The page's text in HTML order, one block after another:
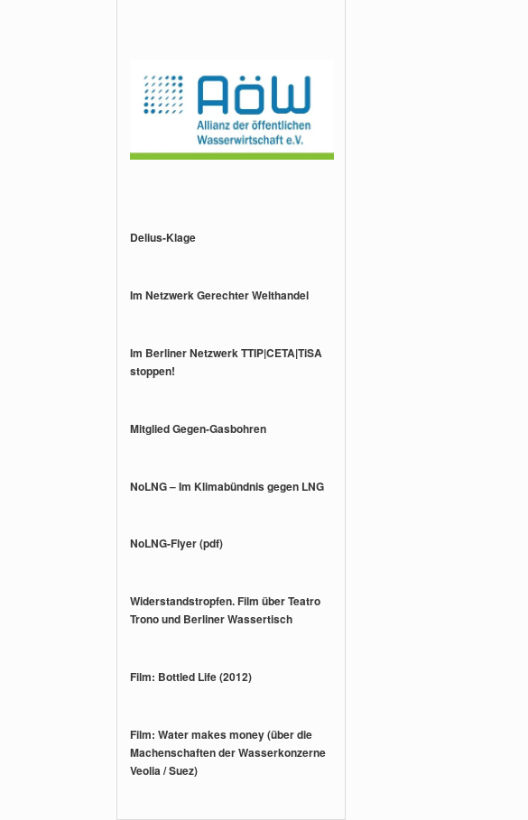
Delius-Klage
Im Netzwerk Gerechter Welthandel
Im Berliner Netzwerk TTIP|CETA|TiSA
stoppen!
Mitglied Gegen-Gasbohren
NoLNG – Im Klimabündnis gegen LNG
NoLNG-Flyer (pdf)
Widerstandstropfen. Film über Teatro
Trono und Berliner Wassertisch
Film: Bottled Life (2012)
Film: Water makes money (über die
Machenschaften der Wasserkonzerne
Veolia / Suez)